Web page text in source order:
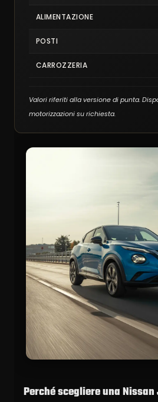
ALIMENTAZIONE
POSTI
CARROZZERIA
Valori riferiti alla versione di punta.
motorizzazioni su richiesta.
Perché scegliere una